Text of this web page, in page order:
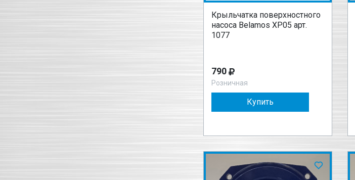
Крыльчатка поверхностного
насоса Belamos XP05 арт.
1077
790
Розничная
Купить